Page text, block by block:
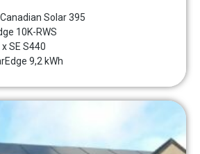
Solar 395
10K-RWS
SE S440
9,2 kWh